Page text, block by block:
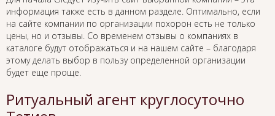
информация также есть в данном разделе. Оптимально, если
на сайте компании по организации похорон есть не только
цены, но и отзывы. Со временем отзывы о компаниях в
каталоге будут отображаться и на нашем сайте – благодаря
этому делать выбор в пользу определенной организации
будет еще проще.
Ритуальный агент круглосуточно